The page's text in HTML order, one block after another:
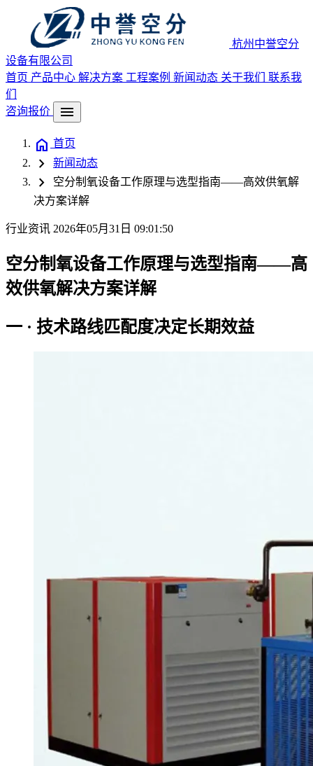
杭州中誉空分
设备有限公司
首页 产品中心 解决方案 工程案例 新闻动态 关于我们 联系我
们
咨询报价
menu
home 首页
chevron_right 新闻动态
chevron_right
空分制氧设备工作原理与选型指南——高效供氧解
决方案详解
行业资讯 2026年05月31日 09:01:50
空分制氧设备工作原理与选型指南——高
效供氧解决方案详解
一 · 技术路线匹配度决定长期效益